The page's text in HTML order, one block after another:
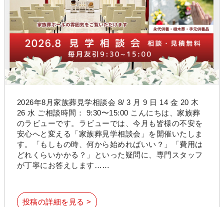
2026年8月家族葬見学相談会 8/ 3 月 9 日 14 金 20 木
26 水 ご相談時間： 9:30〜15:00 こんにちは、家族葬
のラビューです。ラビューでは、今月も皆様の不安を
安心へと変える「家族葬見学相談会」を開催いたしま
す。「もしもの時、何から始めればいい？」「費用は
どれくらいかかる？」といった疑問に、専門スタッフ
が丁寧にお答えします……
投稿の詳細を見る >